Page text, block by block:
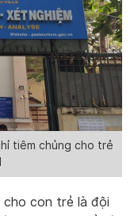
tiêm chủng cho trẻ
cho con trẻ là đội